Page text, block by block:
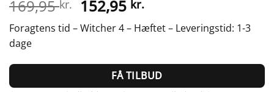
169,95kr. Den
oprindelige
pris
169,95 kr..
152,95 kr.Den
aktuelle
pris
152,95 kr..
Foragtens tid – Witcher 4 – Hæftet – Leveringstid: 1-3
dage
FÅ TILBUD